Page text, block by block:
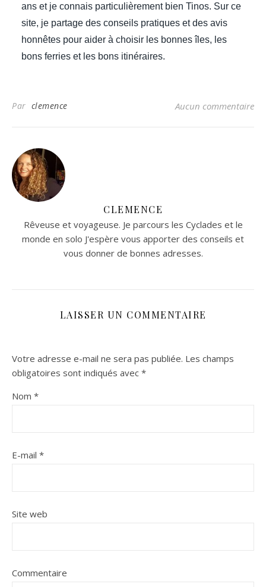
ans et je connais particulièrement bien Tinos. Sur ce
site, je partage des conseils pratiques et des avis
honnêtes pour aider à choisir les bonnes îles, les
bons ferries et les bons itinéraires.
Par clemence Aucun commentaire
CLEMENCE
Rêveuse et voyageuse. Je parcours les Cyclades et le
monde en solo J'espère vous apporter des conseils et
vous donner de bonnes adresses.
LAISSER UN COMMENTAIRE
Votre adresse e-mail ne sera pas publiée. Les champs
obligatoires sont indiqués avec *
Nom *
E-mail *
Site web
Commentaire